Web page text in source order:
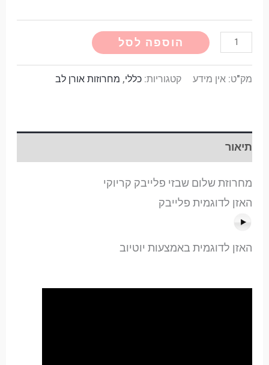
הוספה לסל Alternative:
מק"ט: אין מידע קטגוריות: כללי, מחרוזות אורן לב
תיאור
מחרוזת שלום שבזי פלייבק קריוקי
האזן לדוגמית פלייבק
האזן לדוגמית באמצעות יוטיוב